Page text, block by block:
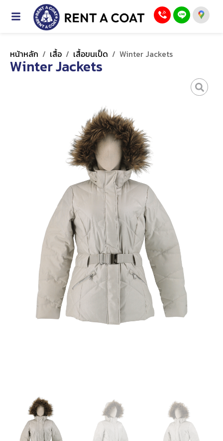
หน้าหลัก / เสื้อ / เสื้อขนเป็ด / Winter Jackets
Winter Jackets